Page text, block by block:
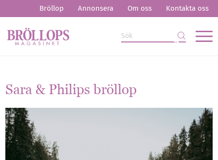
Bröllop Annonsera Om oss Kontakta oss
Sara & Philips bröllop